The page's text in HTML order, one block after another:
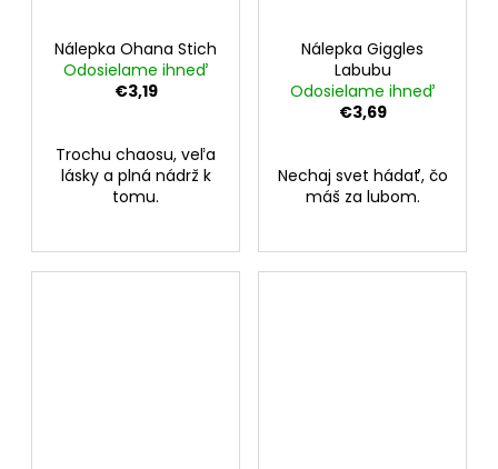
Nálepka Ohana Stich
Odosielame ihneď
€3,19
Trochu chaosu, veľa
lásky a plná nádrž k
tomu.
Nálepka Giggles
Labubu
Odosielame ihneď
€3,69
Nechaj svet hádať, čo
máš za lubom.